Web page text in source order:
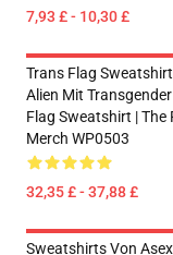
7,93 £ - 10,30 £
Trans Flag
Alien Mit Transgender
Flag Sweatshirt | The
Merch WP0503
32,35 £ - 37,88 £
Sweatshirts Von